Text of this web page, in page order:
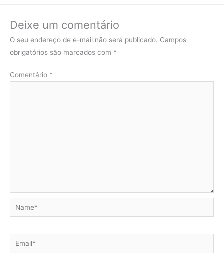
Deixe um comentário
O seu endereço de e-mail não será publicado. Campos
obrigatórios são marcados com *
Comentário *
Name*
Email*